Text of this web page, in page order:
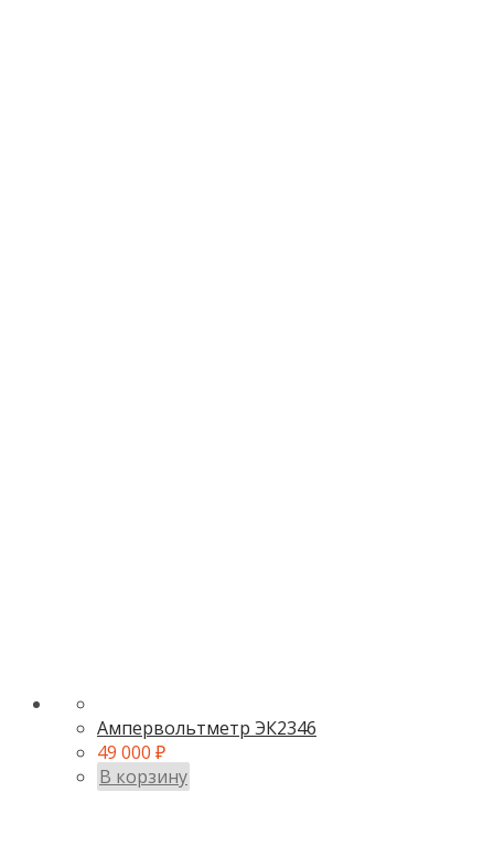
Ампервольтметр ЭК2346
49 000 ₽
В корзину